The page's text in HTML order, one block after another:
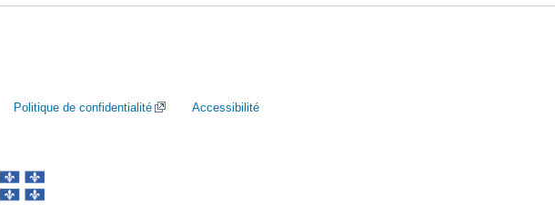
Politique de confidentialité Accessibilité